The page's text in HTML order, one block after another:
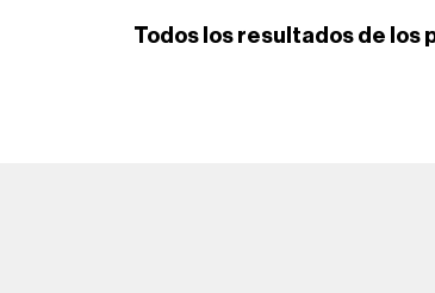
Todos los resultados de los